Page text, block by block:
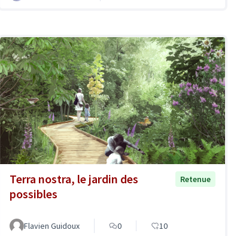
Terra nostra, le jardin des
possibles
Retenue
Flavien Guidoux 0 10